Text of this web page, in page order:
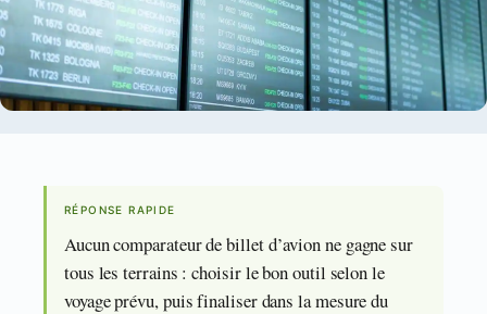
RÉPONSE RAPIDE
Aucun comparateur de billet d’avion ne gagne sur
tous les terrains : choisir le bon outil selon le
voyage prévu, puis finaliser dans la mesure du